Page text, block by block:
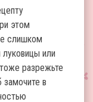
этом
слишком
или
разрежьте
в